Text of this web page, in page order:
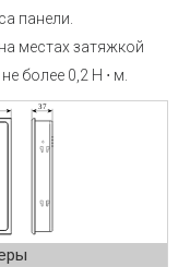
панели.
местах затяжкой
более 0,2 Н ⋅ м.